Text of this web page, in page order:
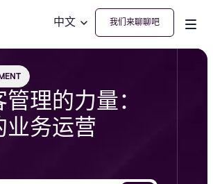
中文 我们来聊聊吧
理的力量：
业务运营